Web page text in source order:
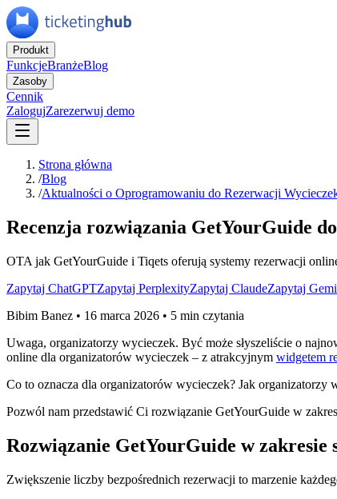
Produkt
FunkcjeBranżeBlog
Zasoby
Cennik
ZalogujZarezerwuj demo
Strona główna
/Blog
/Aktualności o Oprogramowaniu do Rezerwacji
Recenzja rozwiązania GetYourGuide
OTA jak GetYourGuide i Tiqets oferują systemy rezerwacji
Zapytaj ChatGPTZapytaj PerplexityZapytaj ClaudeZapytaj
Bibim Banez • 16 marca 2026 • 5 min czytania
Uwaga, organizatorzy wycieczek. Być może słyszeliście o
online dla organizatorów wycieczek – z atrakcyjnym widgetem
Co to oznacza dla organizatorów wycieczek? Jak organizatorzy
Pozwól nam przedstawić Ci rozwiązanie GetYourGuide w
Rozwiązanie GetYourGuide w
Zwiększenie liczby bezpośrednich rezerwacji to marzenie